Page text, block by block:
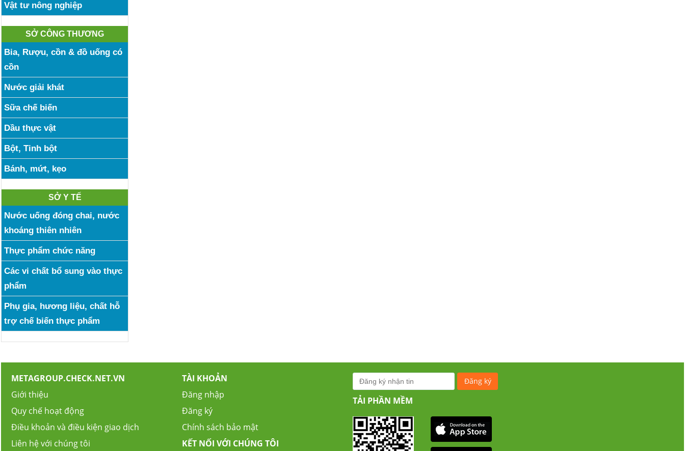
Vật tư nông nghiệp
SỞ CÔNG THƯƠNG
Bia, Rượu, cồn & đồ uống có
cồn
Nước giải khát
Sữa chế biến
Dầu thực vật
Bột, Tinh bột
Bánh, mứt, kẹo
SỞ Y TẾ
Nước uống đóng chai, nước
khoáng thiên nhiên
Thực phẩm chức năng
Các vi chất bổ sung vào thực
phẩm
Phụ gia, hương liệu, chất hỗ
trợ chế biến thực phẩm
METAGROUP.CHECK.NET.VN
Giới thiệu
Quy chế hoạt động
Điều khoản và điều kiện giao dịch
Liên hệ với chúng tôi
TÀI KHOẢN
Đăng nhập
Đăng ký
Chính sách bảo mật
KẾT NỐI VỚI CHÚNG TÔI
TẢI PHẦN MỀM